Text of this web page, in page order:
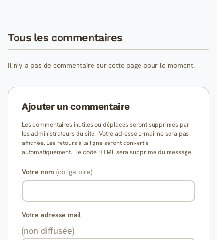
Tous les commentaires
Il n'y a pas de commentaire sur cette page pour le moment.
Ajouter un commentaire
Les commentaires inutiles ou déplacés seront supprimés par
les administrateurs du site. Votre adresse e-mail ne sera pas
affichée. Les retours à la ligne seront convertis
automatiquement. Le code HTML sera supprimé du message.
Votre nom (obligatoire)
Votre adresse mail
(non diffusée)